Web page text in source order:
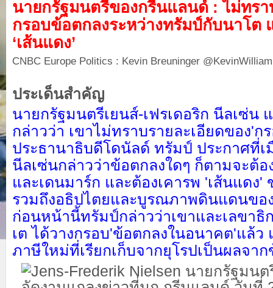
นายกรัฐมนตรีของกรีนแลนด์ : ไม่ทรา
กรอบข้อตกลงระหว่างทรัมป์กับนาโต
‘เส้นแดง’
CNBC Europe Politics : Kevin Breuninger
ประเด็นสำคัญ
นายกรัฐมนตรีเยนส์-เฟรเดอริก นีลเซ่น
กล่าวว่า เขาไม่ทราบรายละเอียดของ'ก
ประธานาธิบดีโดนัลด์ ทรัมป์ ประกาศที่เ
นีลเซ่นกล่าวว่าข้อตกลงใดๆ ก็ตามจะต้
และเดนมาร์ก และต้องเคารพ 'เส้นแดง'
รวมถึงอธิปไตยและบูรณภาพดินแดนขอ
ก่อนหน้านี้ทรัมป์กล่าวว่าเขาและเลขาธิ
เต ได้วางกรอบ'ข้อตกลงในอนาคต'แล้ว
ภาษีใหม่ที่เรียกเก็บจากยุโรปเป็นผลจา